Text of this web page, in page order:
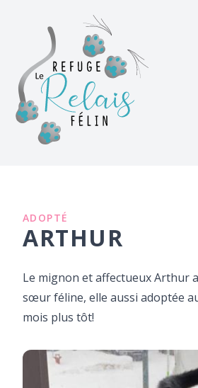
ADOPTÉ
ARTHUR
Le mignon et affectueux Arthur
sœur féline, elle aussi adoptée
mois plus tôt!